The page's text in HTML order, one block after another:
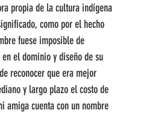
propia de la cultura indígena
como por el hecho
fuese imposible de
el dominio y diseño de su
reconocer que era mejor
y largo plazo el costo de
amiga cuenta con un nombre